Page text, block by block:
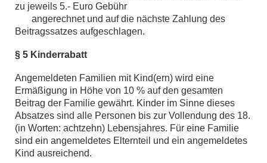
zu jeweils 5.- Euro Gebühr
angerechnet und auf die nächste Zahlung des
Beitragssatzes aufgeschlagen.
§ 5 Kinderrabatt
Angemeldeten Familien mit Kind(ern) wird eine
Ermäßigung in Höhe von 10 % auf den gesamten
Beitrag der Familie gewährt. Kinder im Sinne dieses
Absatzes sind alle Personen bis zur Vollendung des 18.
(in Worten: achtzehn) Lebensjahres. Für eine Familie
sind ein angemeldetes Elternteil und ein angemeldetes
Kind ausreichend.